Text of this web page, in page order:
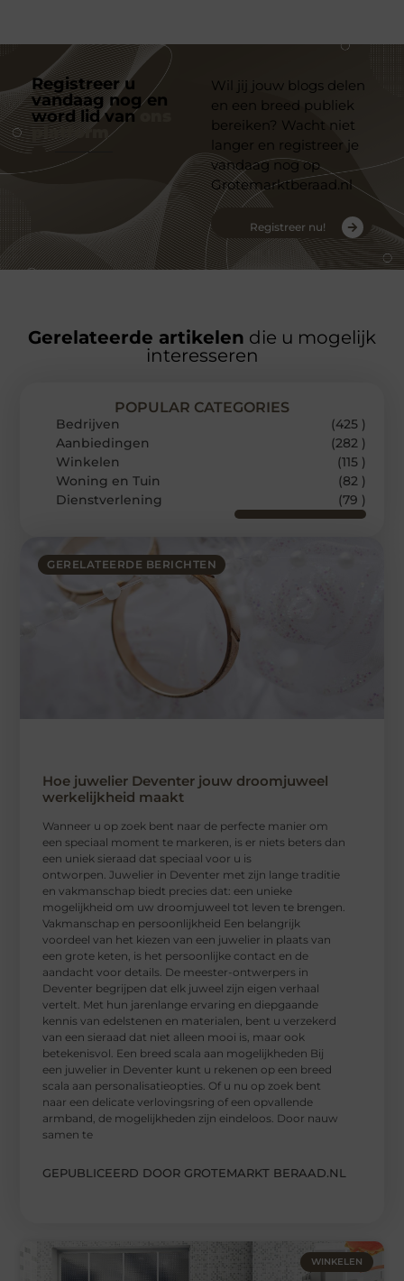
Registreer u
vandaag nog en
word lid van
platform
Wil jij jouw blogs delen
en een breed publiek
bereiken? Wacht niet
langer en registreer je
vandaag nog op
Grotemarktberaad.nl
Registreer nu!
Gerelateerde artikelen die u mogelijk
interesseren
GERELATEERDE BERICHTEN
Hoe juwelier Deventer jouw droomjuweel
werkelijkheid maakt
Wanneer u op zoek bent naar de perfecte manier om
een speciaal moment te markeren, is er niets beters dan
een uniek sieraad dat speciaal voor u is
ontworpen. Juwelier in Deventer met zijn lange traditie
en vakmanschap biedt precies dat: een unieke
mogelijkheid om uw droomjuweel tot leven te brengen.
Vakmanschap en persoonlijkheid Een belangrijk
voordeel van het kiezen van een juwelier in plaats van
een grote keten, is het persoonlijke contact en de
aandacht voor details. De meester-ontwerpers in
Deventer begrijpen dat elk juweel zijn eigen verhaal
vertelt. Met hun jarenlange ervaring en diepgaande
kennis van edelstenen en materialen, bent u verzekerd
van een sieraad dat niet alleen mooi is, maar ook
betekenisvol. Een breed scala aan mogelijkheden Bij
een juwelier in Deventer kunt u rekenen op een breed
scala aan personalisatieopties. Of u nu op zoek bent
naar een delicate verlovingsring of een opvallende
armband, de mogelijkheden zijn eindeloos. Door nauw
samen te
GEPUBLICEERD DOOR GROTEMARKT BERAAD.NL
POPULAR CATEGORIES
Bedrijven
(425 )
Aanbiedingen
(282 )
Winkelen
(115 )
Woning en Tuin
(82 )
Dienstverlening
(79 )
WINKELEN